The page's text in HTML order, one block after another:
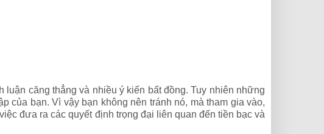
căng thẳng và nhiều ý kiến bất đồng. Tuy nhiên những
của bạn. Vì vậy bạn không nên tránh nó, mà tham gia vào,
đưa ra các quyết định trọng đại liên quan đến tiền bạc và